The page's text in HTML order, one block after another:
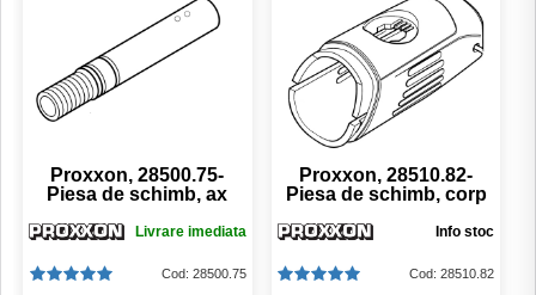
Proxxon, 28500.75-
Piesa de schimb, ax
Livrare imediata
Cod: 28500.75
Proxxon, 28510.82-
Piesa de schimb, corp
Info stoc
Cod: 28510.82